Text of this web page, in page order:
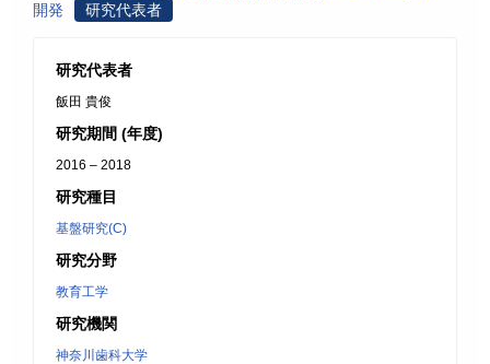
開発
研究代表者
研究代表者
飯田 貴俊
研究期間 (年度)
2016 – 2018
研究種目
基盤研究(C)
研究分野
教育工学
研究機関
神奈川歯科大学